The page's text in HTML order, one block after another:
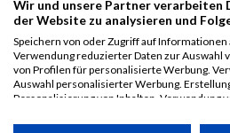
Wir und unsere Partner verarbeiten
der Website zu analysieren und
Speichern von oder Zugriff auf Informationen
Verwendung reduzierter Daten zur Auswahl
von Profilen für personalisierte Werbung.
Auswahl personalisierter Werbung.
Personalisierung von Inhalten. Verwendung
Performance von Inhalten. Analyse von